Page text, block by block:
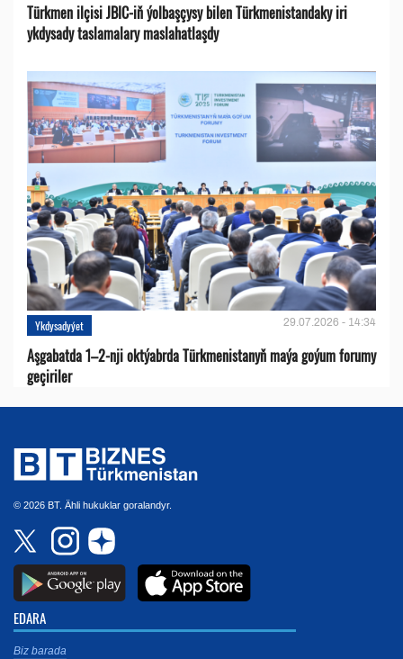
Türkmen ilçisi JBIC-iň ýolbaşçysy bilen Türkmenistandaky iri
ykdysady taslamalary maslahatlaşdy
Ykdysadyýet 29.07.2026 - 14:34
Aşgabatda 1–2-nji oktýabrda Türkmenistanyň maýa goýum forumy
geçiriler
© 2026 BT. Ähli hukuklar goralandyr.
EDARA
Biz barada